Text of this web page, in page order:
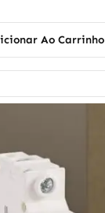
Ao Carrinho